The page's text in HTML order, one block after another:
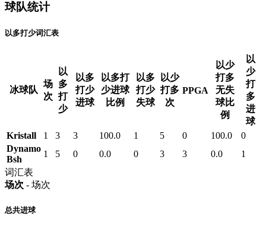
球队统计
以多打少词汇表
冰球队
场
次
以
多
打
少
以多
打少
进球
以多打
少进球
比例
以多
打少
失球
以少
打多
次
PPGA
以少
打多
无失
球比
例
以
少
打
多
进
球
Kristall
1 3 3 100.0 1 5 0 100.0
0
Dynamo
Bsh
1 5 0 0.0 0 3 3 0.0
1
词汇表
场次 - 场次
总共进球